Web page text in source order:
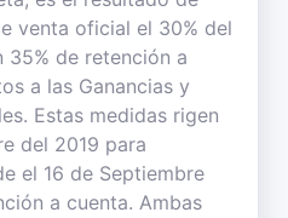
venta oficial el 30% del
35% de retención a
a las Ganancias y
Estas medidas rigen
del 2019 para
el 16 de Septiembre
a cuenta. Ambas